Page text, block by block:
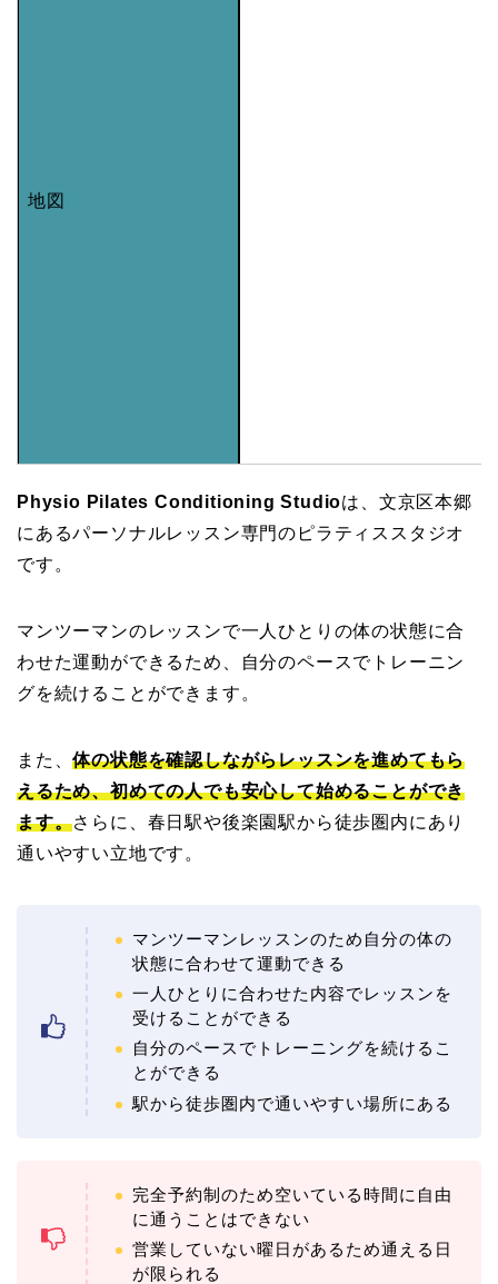
地図
Physio Pilates Conditioning Studioは、文京区本郷
にあるパーソナルレッスン専門のピラティススタジオ
です。
マンツーマンのレッスンで一人ひとりの体の状態に合
わせた運動ができるため、自分のペースでトレーニン
グを続けることができます。
また、体の状態を確認しながらレッスンを進めてもら
えるため、初めての人でも安心して始めることができ
ます。さらに、春日駅や後楽園駅から徒歩圏内にあり
通いやすい立地です。
マンツーマンレッスンのため自分の体の
状態に合わせて運動できる
一人ひとりに合わせた内容でレッスンを
受けることができる
自分のペースでトレーニングを続けるこ
とができる
駅から徒歩圏内で通いやすい場所にある
完全予約制のため空いている時間に自由
に通うことはできない
営業していない曜日があるため通える日
が限られる